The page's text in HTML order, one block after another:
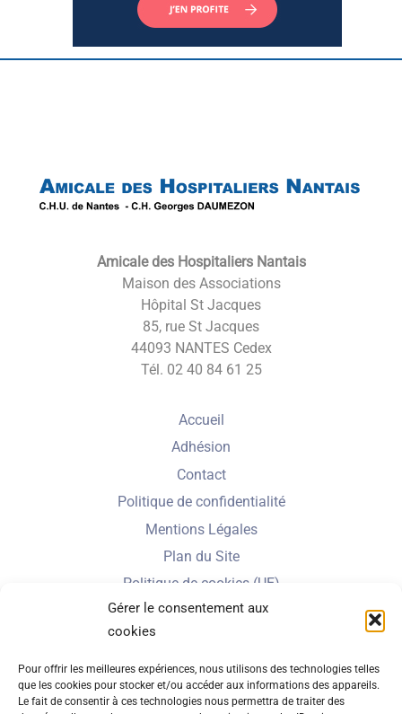
Gérer le consentement aux
cookies
Pour offrir les meilleures expériences, nous utilisons des technologies telles
que les cookies pour stocker et/ou accéder aux informations des appareils.
Le fait de consentir à ces technologies nous permettra de traiter des
To
Top
Amicale des Hospitaliers Nantais
Maison des Associations
Hôpital St Jacques
85, rue St Jacques
44093 NANTES Cedex
Tél. 02 40 84 61 25
Accueil
Adhésion
Contact
Politique de confidentialité
Mentions Légales
Plan du Site
Politique de cookies (UE)
Nbe de visiteurs en 2025 :